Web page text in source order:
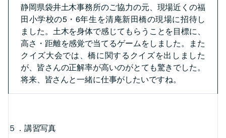
静岡県袋井土木事務所のご協力の元、現場近くの福
田小学校の5・6年生を清庵新田橋の現場に招待し
ました。土木を身体で感じてもらうことを目標に、
高さ・距離を感覚で当てるゲームをしました。また
クイズ大会では、橋に関するクイズを出しました
が、皆さんの正解率が高いのがとても驚きでした。
将来、皆さんと一緒に仕事がしたいですね。
５．講習写真